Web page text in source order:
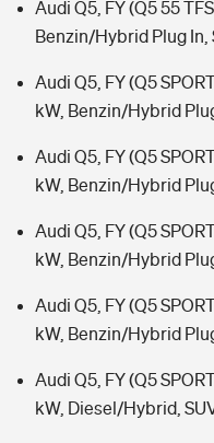
Audi Q5, FY (Q5 55
Benzin/Hybrid Plug In,
Audi Q5, FY (Q5
kW, Benzin/Hybrid
Audi Q5, FY (Q5
kW, Benzin/Hybrid
Audi Q5, FY (Q5
kW, Benzin/Hybrid
Audi Q5, FY (Q5
kW, Benzin/Hybrid
Audi Q5, FY (Q5
kW, Diesel/Hybrid,